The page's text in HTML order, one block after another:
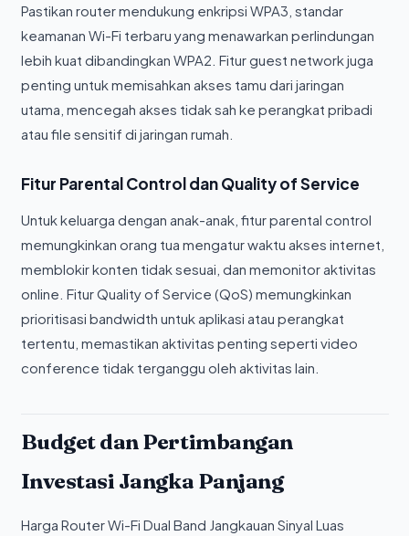
Pastikan router mendukung enkripsi WPA3, standar
keamanan Wi-Fi terbaru yang menawarkan perlindungan
lebih kuat dibandingkan WPA2. Fitur guest network juga
penting untuk memisahkan akses tamu dari jaringan
utama, mencegah akses tidak sah ke perangkat pribadi
atau file sensitif di jaringan rumah.
Fitur Parental Control dan Quality of Service
Untuk keluarga dengan anak-anak, fitur parental control
memungkinkan orang tua mengatur waktu akses internet,
memblokir konten tidak sesuai, dan memonitor aktivitas
online. Fitur Quality of Service (QoS) memungkinkan
prioritisasi bandwidth untuk aplikasi atau perangkat
tertentu, memastikan aktivitas penting seperti video
conference tidak terganggu oleh aktivitas lain.
Budget dan Pertimbangan
Investasi Jangka Panjang
Harga Router Wi-Fi Dual Band Jangkauan Sinyal Luas